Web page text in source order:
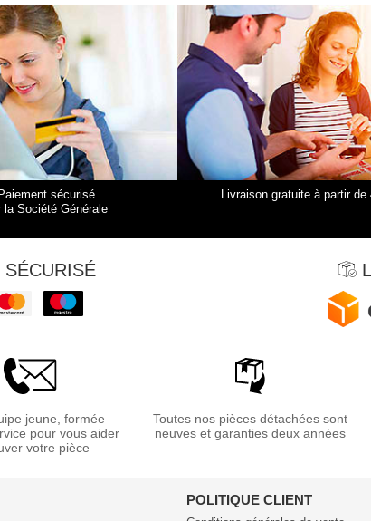
Paiement sécurisé
la Société Générale
Livraison gratuite à partir de
SÉCURISÉ
jeune, formée
pour vous aider
votre pièce
Toutes nos pièces détachées sont
neuves et garanties deux années
POLITIQUE CLIENT